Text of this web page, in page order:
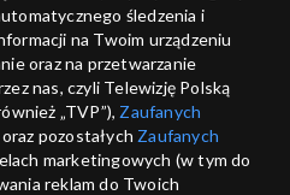
Zwierzaki Czytaki
Instrukcja obsługi
śledzenia i
na Twoim urządzeniu
oraz na przetwarzanie
nas, czyli Telewizję Polską
„TVP”), Zaufanych
oraz pozostałych Zaufanych
marketingowych (w tym do
reklam do Twoich